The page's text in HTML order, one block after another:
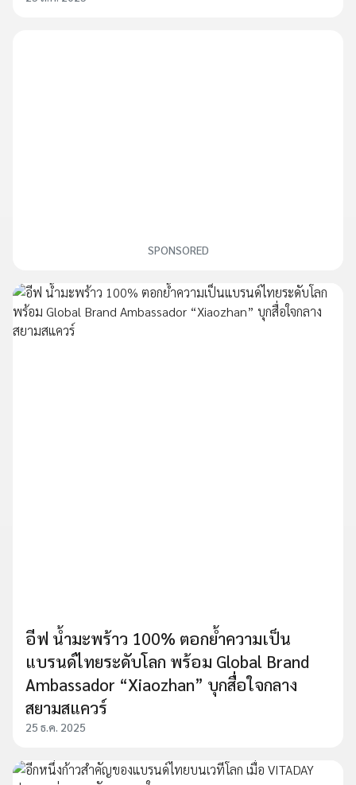
SPONSORED
อีฟ น้ำมะพร้าว 100% ตอกย้ำความเป็น
แบรนด์ไทยระดับโลก พร้อม Global Brand
Ambassador “Xiaozhan” บุกสื่อใจกลาง
สยามสแควร์
25 ธ.ค. 2025